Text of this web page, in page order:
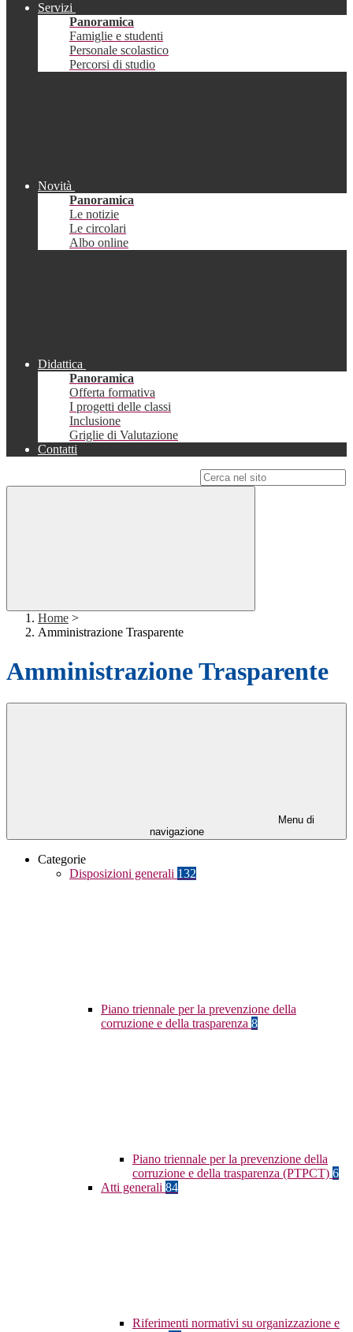
Servizi
Panoramica
Famiglie e studenti
Personale scolastico
Percorsi di studio
Novità
Panoramica
Le notizie
Le circolari
Albo online
Didattica
Panoramica
Offerta formativa
I progetti delle classi
Inclusione
Griglie di Valutazione
Contatti
Home >
Amministrazione Trasparente
Amministrazione Trasparente
Menu di
navigazione
Categorie
Disposizioni generali 132
Piano triennale per la prevenzione della
corruzione e della trasparenza 8
Piano triennale per la prevenzione della
corruzione e della trasparenza (PTPCT) 6
Atti generali 84
Riferimenti normativi su organizzazione e